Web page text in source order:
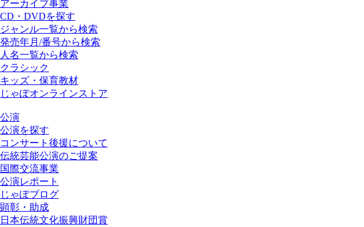
アーカイブ事業
CD・DVDを探す
ジャンル一覧から検索
発売年月/番号から検索
人名一覧から検索
クラシック
キッズ・保育教材
じゃぽオンラインストア
公演
公演を探す
コンサート後援について
伝統芸能公演のご提案
国際交流事業
公演レポート
じゃぽブログ
顕彰・助成
日本伝統文化振興財団賞